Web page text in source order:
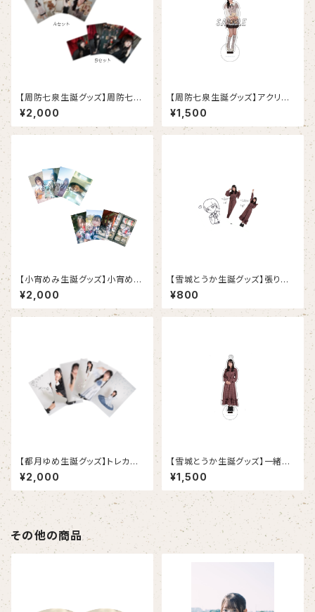
【周防七泉生誕グッズ】周防七泉
ブロマイド
¥2,000
【周防七泉生誕グッズ】アクリル
スタンドキーホルダー
¥1,500
【小宵めみ生誕グッズ】小宵めみ
ブロマイド
¥2,000
【雪城とうか生誕グッズ】張りつく
よ！ゆきしろさん！ステッカー3枚
セット
¥800
【都月ゆめ生誕グッズ】トレカコ
ンプリート7枚セット(限定絵柄
あり)
¥2,000
【雪城とうか生誕グッズ】一緒に
おでかけできちゃうとうかちゃん
アクスタ
¥1,500
その他の商品